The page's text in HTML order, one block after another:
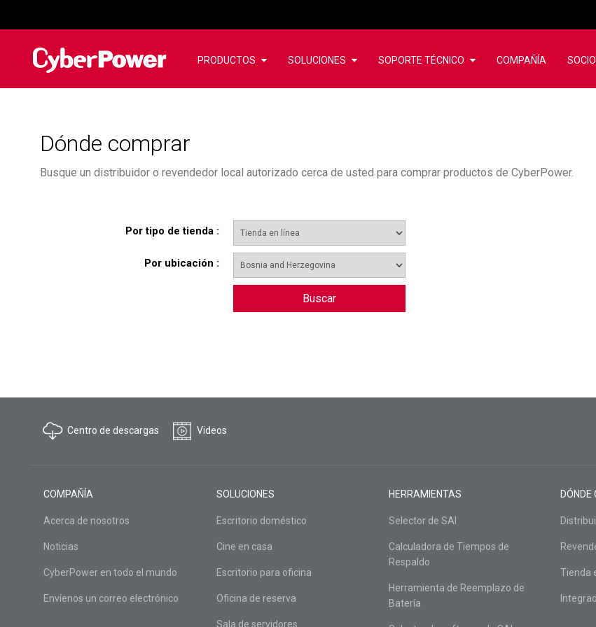
PRODUCTOS SOLUCIONES SOPORTE TÉCNICO COMPAÑÍA
Dónde comprar
Busque un distribuidor o revendedor local autorizado cerca de usted para comprar productos de CyberPower.
Por tipo de tienda :
Por ubicación :
Buscar
Centro de descargas Videos
COMPAÑÍA
Acerca de nosotros
Noticias
CyberPower en todo el mundo
Envíenos un correo electrónico
SOLUCIONES
Escritorio doméstico
Cine en casa
Escritorio para oficina
Oficina de reserva
Sala de servidores
HERRAMIENTAS
Selector de SAI
Calculadora de Tiempos de
Respaldo
Herramienta de Reemplazo de
Batería
DÓNDE
Tienda